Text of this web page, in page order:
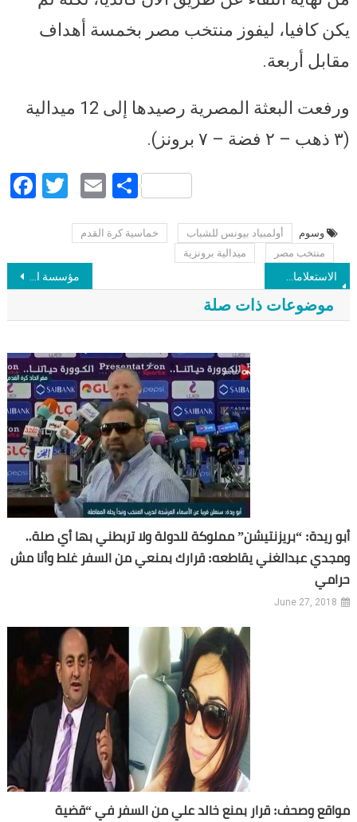
يكن كافيا، ليفوز منتخب مصر بخمسة أهداف
مقابل أربعة.
ورفعت البعثة المصرية رصيدها إلى 12 ميدالية
(٣ ذهب – ٢ فضة – ٧ برونز).
Facebook
Twitter
EmailShare
وسوم أولمبياد بيونس للشباب
خماسية كرة القدم
منتخب مصر
ميدالية برونزية Post navigation
مؤسسة الرقيب: تطالب السلطات الليبية التحقيق في تعذيب ومقتل الصحفي ضيف الغزال
موضوعات ذات صلة
أبو ريدة: “بريزنتيشن” مملوكة للدولة ولا تربطني بها أي صلة..
ومجدي عبدالغني يقاطعه: قرارك بمنعي من السفر غلط وأنا مش
حرامي
June 27, 2018
مواقع وصحف: قرار بمنع خالد علي من السفر في “قضية